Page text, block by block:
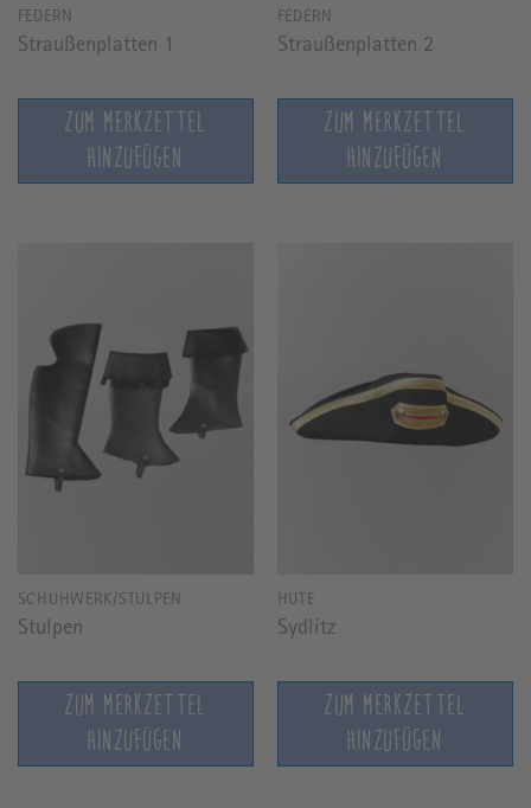
FEDERN
Straußenplatten 1
ZUM MERKZETTEL
HINZUFÜGEN
FEDERN
Straußenplatten 2
ZUM MERKZETTEL
HINZUFÜGEN
SCHUHWERK/STULPEN
Stulpen
ZUM MERKZETTEL
HINZUFÜGEN
HÜTE
Sydlitz
ZUM MERKZETTEL
HINZUFÜGEN